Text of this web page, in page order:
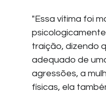
"Essa vítima foi
traição, dizendo
adequado de
agressões, a
físicas, ela